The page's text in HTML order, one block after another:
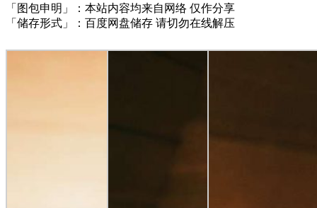
「图包申明」：本站内容均来自网络 仅作分享
「储存形式」：百度网盘储存 请切勿在线解压